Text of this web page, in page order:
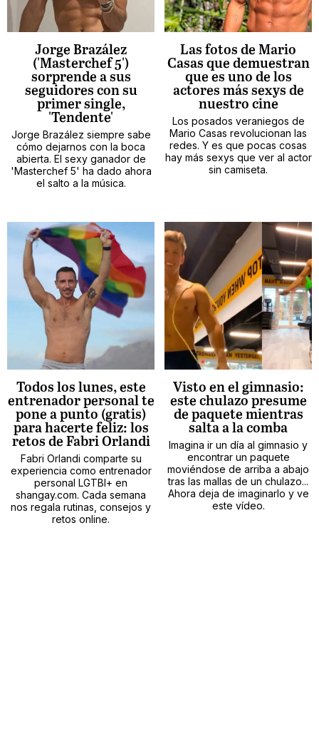
Jorge Brazález
('Masterchef 5')
sorprende a sus
seguidores con su
primer single,
'Tendente'
Jorge Brazález siempre sabe
cómo dejarnos con la boca
abierta. El sexy ganador de
'Masterchef 5' ha dado ahora
el salto a la música.
Las fotos de Mario
Casas que demuestran
que es uno de los
actores más sexys de
nuestro cine
Los posados veraniegos de
Mario Casas revolucionan las
redes. Y es que pocas cosas
hay más sexys que ver al actor
sin camiseta.
Todos los lunes, este
entrenador personal te
pone a punto (gratis)
para hacerte feliz: los
retos de Fabri Orlandi
Fabri Orlandi comparte su
experiencia como entrenador
personal LGTBI+ en
shangay.com. Cada semana
nos regala rutinas, consejos y
retos online.
Visto en el gimnasio:
este chulazo presume
de paquete mientras
salta a la comba
Imagina ir un día al gimnasio y
encontrar un paquete
moviéndose de arriba a abajo
tras las mallas de un chulazo...
Ahora deja de imaginarlo y ve
este vídeo.